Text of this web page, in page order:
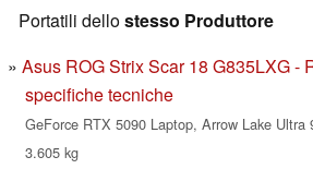
Portatili dellostesso Produttore
Asus ROG Strix Scar 18 G835LXG -
specifiche tecniche
GeForce RTX 5090 Laptop, Arrow Lake
3.605 kg